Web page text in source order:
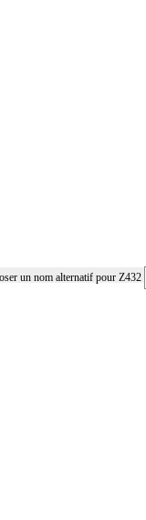
un nom alternatif pour Z432